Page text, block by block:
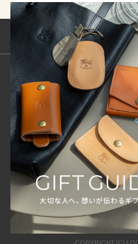
サイ
新規会員登録
ご利用ガイド
特定商取引法
お問い合わせ
販売スタッフ中途採用
COPYRIGHT (C)